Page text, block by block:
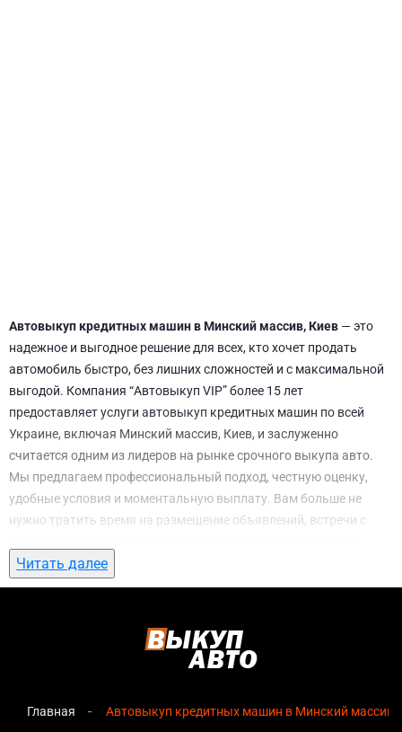
Автовыкуп кредитных машин в Минский массив, Киев — это
надежное и выгодное решение для всех, кто хочет продать
автомобиль быстро, без лишних сложностей и с максимальной
выгодой. Компания “Автовыкуп VIP” более 15 лет
предоставляет услуги автовыкуп кредитных машин по всей
Украине, включая Минский массив, Киев, и заслуженно
считается одним из лидеров на рынке срочного выкупа авто.
Мы предлагаем профессиональный подход, честную оценку,
удобные условия и моментальную выплату. Вам больше не
нужно тратить время на размещение объявлений, встречи с
ожидание. С нами вы можете
Минский массив, Киеввсего за 1 день.
автовыкуп кредитных машин в Минский
Мгновенная оценка— предварительная стоимость
Читать далее
Главная Автовыкуп кредитных машин в Минский массив,